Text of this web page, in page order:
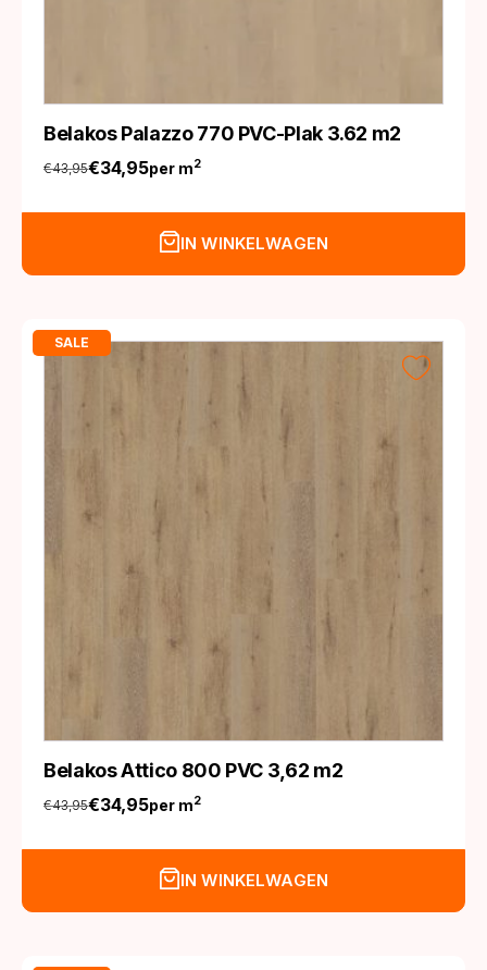
Belakos Palazzo 770 PVC-Plak 3.62 m2
€43,95
Oorspronkelijke
prijs
€34,95
Huidige
prijs
per m2
IN WINKELWAGEN
SALE
Belakos Attico 800 PVC 3,62 m2
€43,95
Oorspronkelijke
prijs
€34,95
Huidige
prijs
per m2
IN WINKELWAGEN